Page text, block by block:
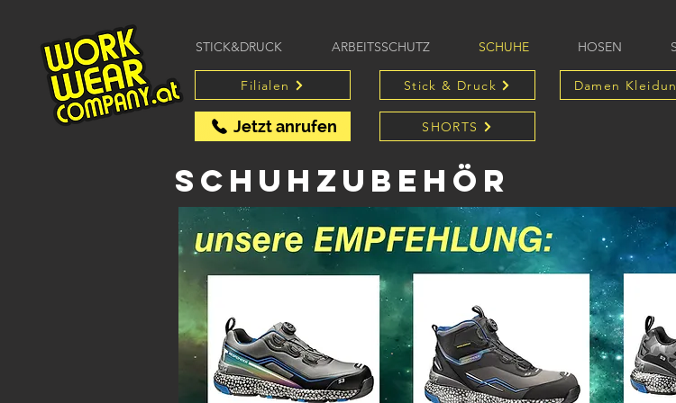
STICK&DRUCK ARBEITSSCHUTZ SCHUHE HOSEN
Damen
Filialen
Jetzt anrufen
Stick & Druck
SHORTS
Schuhzubehör